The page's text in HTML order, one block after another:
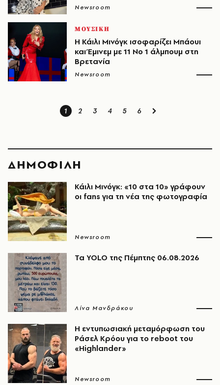
Newsroom
ΜΟΥΣΙΚΗ
Η Κάιλι Μινόγκ ισοφαρίζει Μπάουι
και Έμινεμ με 11 Νο 1 άλμπουμ στη
Βρετανία
Newsroom
1 2 3 4 5 6
ΔΗΜΟΦΙΛΗ
Κάιλι Μινόγκ: «10 στα 10» γράφουν
οι fans για τη νέα της φωτογραφία
Newsroom
Τα YOLO της Πέμπτης 06.08.2026
Λίνα Μανδράκου
Η εντυπωσιακή μεταμόρφωση του
Ράσελ Κρόου για το reboot του
«Highlander»
Newsroom